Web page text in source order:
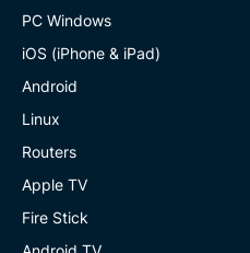
PC Windows
iOS (iPhone & iPad)
Android
Linux
Routers
Apple TV
Fire Stick